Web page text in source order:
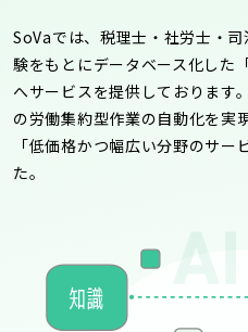
SoVaでは、税理士・社労士・
験をもとにデータベース化した
へサービスを提供しております
の労働集約型作業の自動化を実
「低価格かつ幅広い分野のサ
た。